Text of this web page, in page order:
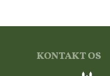
KONTAKT OS